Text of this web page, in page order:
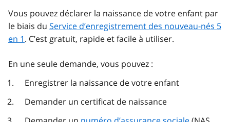
Vous pouvez déclarer la naissance de votre enfant par
le biais du Service d’enregistrement des nouveau-nés 5
en 1. C’est gratuit, rapide et facile à utiliser.
En une seule demande, vous pouvez :
Enregistrer la naissance de votre enfant
Demander un certificat de naissance